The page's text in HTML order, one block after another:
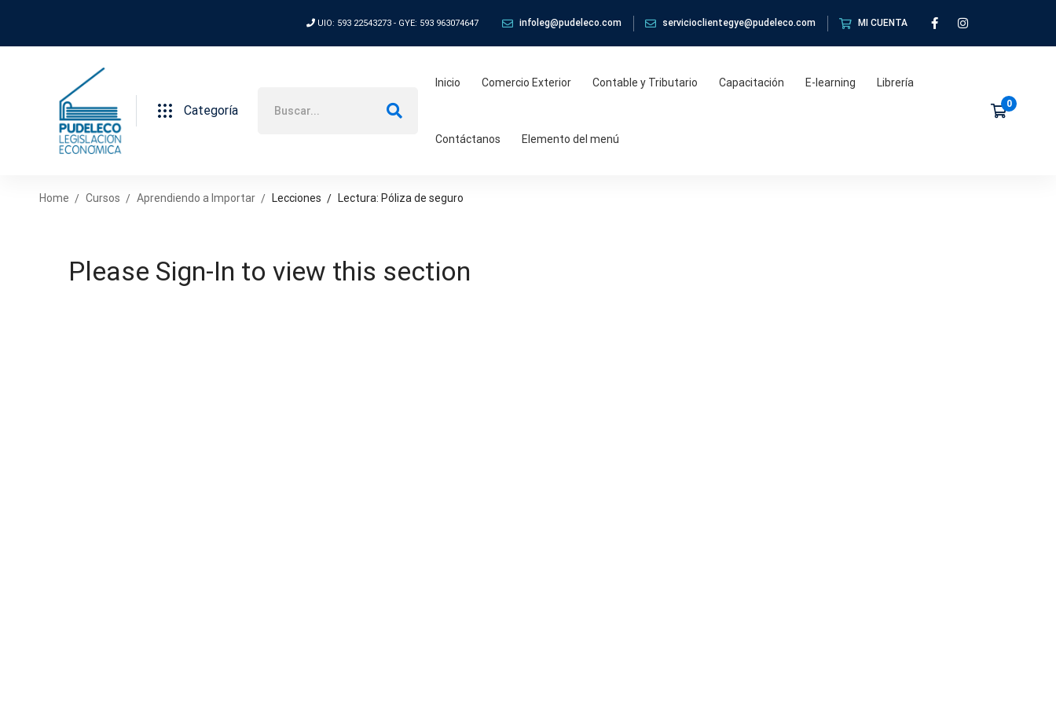
UIO: 593 22543273 - GYE: 593 963074647 infoleg@pudeleco.com servicioclientegye@pudeleco.com MI CUENTA
Categoría
Inicio Comercio Exterior Contable y Tributario Capacitación E-learning Librería
Contáctanos Elemento del menú
Home Cursos Aprendiendo a Importar Lecciones Lectura: Póliza de seguro
Please Sign-In to view this section